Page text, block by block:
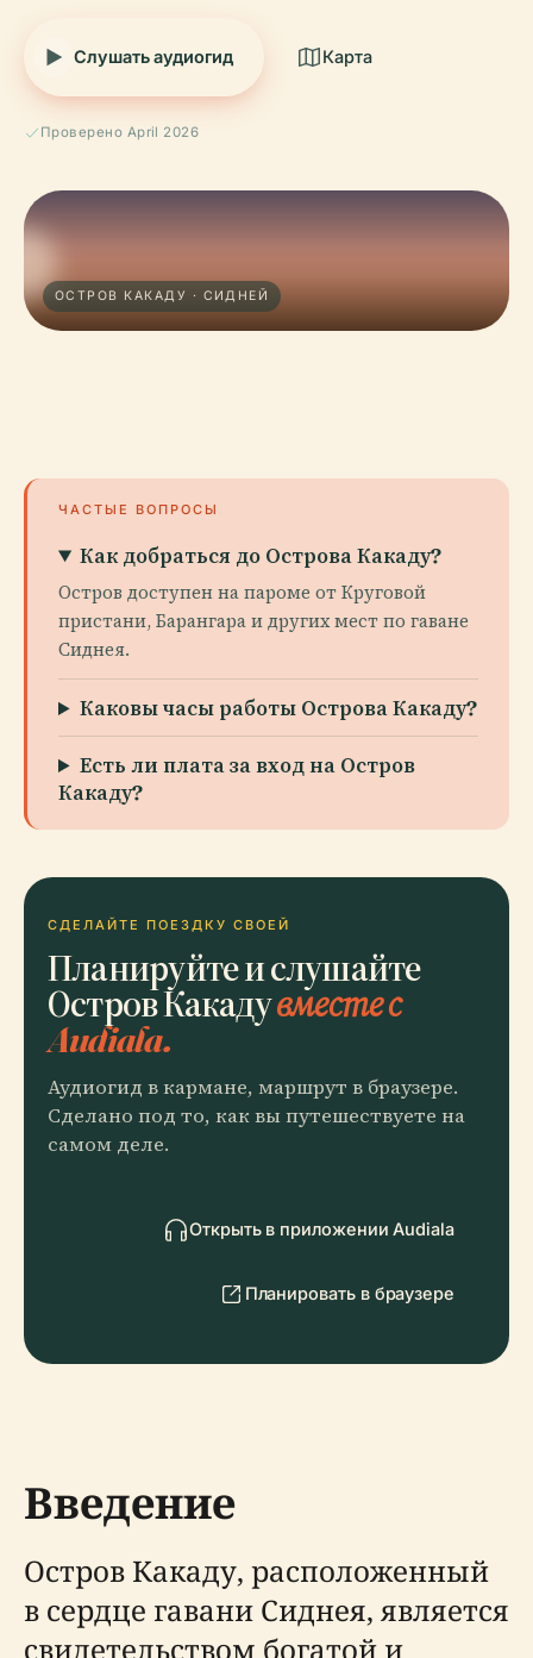
Слушать аудиогид Карта
Проверено April 2026
ОСТРОВ КАКАДУ · СИДНЕЙ
ЧАСТЫЕ ВОПРОСЫ
Как добраться до Острова Какаду?
Остров доступен на пароме от Круговой
пристани, Барангара и других мест по гаване
Сиднея.
Каковы часы работы Острова Какаду?
Есть ли плата за вход на Остров
Какаду?
СДЕЛАЙТЕ ПОЕЗДКУ СВОЕЙ
Планируйте и слушайте
Остров Какадувместе с
Audiala.
Аудиогид в кармане, маршрут в браузере.
Сделано под то, как вы путешествуете на
самом деле.
Открыть в приложении Audiala
Планировать в браузере
Введение
Остров Какаду, расположенный
в сердце гавани Сиднея, является
свидетельством богатой и